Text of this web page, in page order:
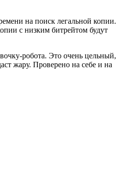
на поиск легальной копии.
с низким битрейтом будут
робота. Это очень цельный,
жару. Проверено на себе и на